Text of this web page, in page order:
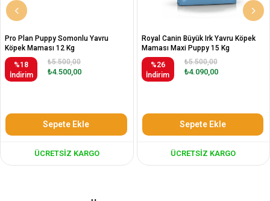
Pro Plan Puppy Somonlu Yavru
Köpek Maması 12 Kg
%18
İndirim
₺4.500,00
₺5.500,00
Sepete Ekle
ÜCRETSIZ KARGO
Royal Canin Büyük Irk Yavru Köpek
Maması Maxi Puppy 15 Kg
%26
İndirim
₺4.090,00
₺5.500,00
Sepete Ekle
ÜCRETSIZ KARGO